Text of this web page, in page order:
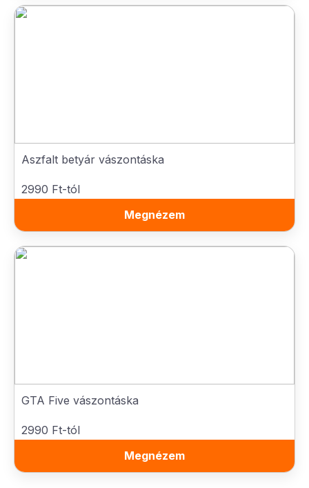
Aszfalt betyár vászontáska
2990 Ft-tól
Megnézem
GTA Five vászontáska
2990 Ft-tól
Megnézem